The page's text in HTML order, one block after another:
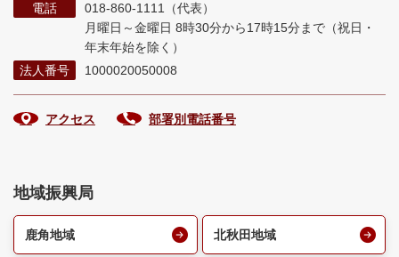
電話
018-860-1111（代表）
月曜日～金曜日 8時30分から17時15分まで （祝日・
年末年始を除く）
法人番号
1000020050008
アクセス 部署別電話番号
地域振興局
鹿角地域 北秋田地域